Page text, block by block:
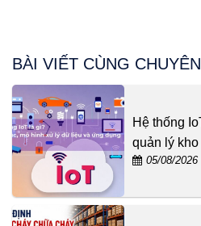
BÀI VIẾT CÙNG
Hệ thống
quản lý
05/08/2026